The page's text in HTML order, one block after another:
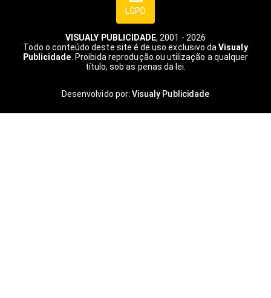
LGPD
VISUALY PUBLICIDADE, 2001 - 2026
Todo o conteúdo deste site é de uso exclusivo daVisualy
Publicidade. Proibida reprodução ou utilização a qualquer
título, sob as penas da lei.
Desenvolvido por: Visualy Publicidade